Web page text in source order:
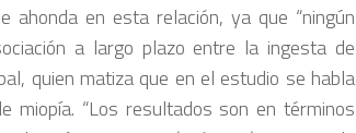
en esta relación, ya que “ningún
a largo plazo entre la ingesta de
quien matiza que en el estudio se habla
miopía. “Los resultados son en términos